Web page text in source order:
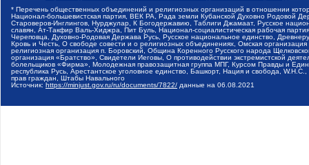
* Перечень общественных объединений и религиозных организаций в отношении
Национал-большевистская партия, ВЕК РА, Рада земли Кубанской Духовно Родовой
Староверов-Инглингов, Нурджулар, К Богодержавию, Таблиги Джамаат, Русское
славян, Ат-Такфир Валь-Хиджра, Пит Буль, Национал-социалистическая рабочая
Череповца, Духовно-Родовая Держава Русь, Русское национальное единство,
Кровь и Честь, О свободе совести и о религиозных объединениях, Омская
религиозная организация п. Боровский, Община Коренного Русского народа
организация «Братство», Свидетели Иеговы, О противодействии экстремистской
болельщиков «Фирма», Молодежная правозащитная группа МПГ, Курсом Правды и
республика Русь, Арестантское уголовное единство, Башкорт, Нация и свобода,
прав граждан, Штабы Навального
Источник: https://minjust.gov.ru/ru/documents/7822/ данные на 06.08.2021